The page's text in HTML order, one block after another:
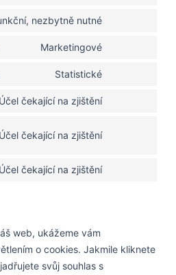
nezbytně nutné
Marketingové
Statistické
Účel čekající na zjištění
Účel čekající na zjištění
Účel čekající na zjištění
web, ukážeme vám
o cookies. Jakmile kliknete
svůj souhlas s